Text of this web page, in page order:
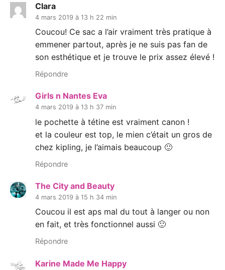
Clara
4 mars 2019 à 13 h 22 min
Coucou! Ce sac a l’air vraiment très pratique à
emmener partout, après je ne suis pas fan de
son esthétique et je trouve le prix assez élevé !
Répondre
Girls n Nantes Eva
4 mars 2019 à 13 h 37 min
le pochette à tétine est vraiment canon !
et la couleur est top, le mien c’était un gros de
chez kipling, je l’aimais beaucoup 🙂
Répondre
The City and Beauty
4 mars 2019 à 15 h 34 min
Coucou il est aps mal du tout à langer ou non
en fait, et très fonctionnel aussi 🙂
Répondre
Karine Made Me Happy